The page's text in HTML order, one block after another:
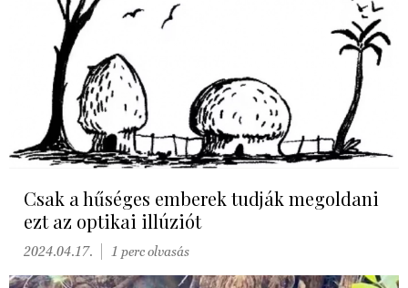
Csak a hűséges emberek tudják megoldani
ezt az optikai illúziót
2024.04.17. 1 perc olvasás